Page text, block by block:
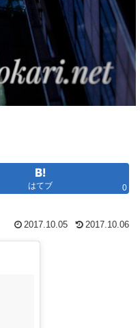
はてブ 0
2017.10.05 2017.10.06